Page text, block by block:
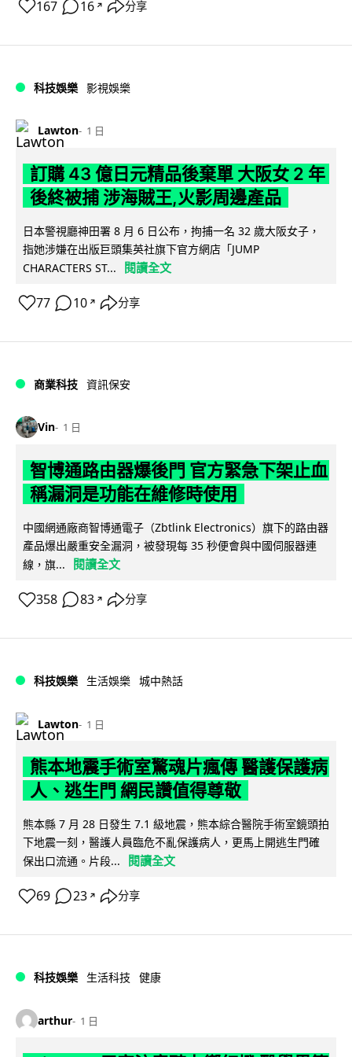
167 16 ↗ 分享
科技娛樂 影視娛樂
Lawton 1 日
訂購 43 億日元精品後棄單 大阪女 2 年
後終被捕 涉海賊王,火影周邊產品
日本警視廳神田署 8 月 6 日公布，拘捕一名 32 歲大阪女子，
指她涉嫌在出版巨頭集英社旗下官方網店「JUMP
CHARACTERS ST...
閱讀全文
77 10 ↗ 分享
商業科技 資訊保安
Vin 1 日
智博通路由器爆後門 官方緊急下架止血
稱漏洞是功能在維修時使用
中國網通廠商智博通電子（Zbtlink Electronics）旗下的路由器
產品爆出嚴重安全漏洞，被發現每 35 秒便會與中國伺服器連
線，旗...
閱讀全文
358 83 ↗ 分享
科技娛樂 生活娛樂 城中熱話
Lawton 1 日
熊本地震手術室驚魂片瘋傳 醫護保護病
人、逃生門 網民讚值得尊敬
熊本縣 7 月 28 日發生 7.1 級地震，熊本綜合醫院手術室鏡頭拍
下地震一刻，醫護人員臨危不亂保護病人，更馬上開逃生門確
保出口流通。片段...
閱讀全文
69 23 ↗ 分享
科技娛樂 生活科技 健康
arthur 1 日